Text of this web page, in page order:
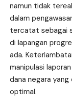
namun tidak
dalam
tercatat sebagai
di lapangan
ada.
manipulasi
dana negara yang
optimal.